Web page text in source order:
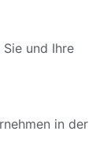
und Ihre
in der